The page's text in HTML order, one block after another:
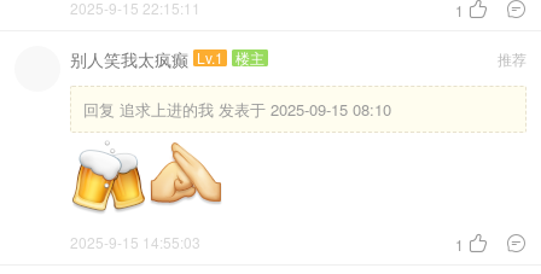
1  
2025-9-15 22:15:11
推荐
别人笑我太疯癫 Lv.1 楼主
回复 追求上进的我 发表于 2025-09-15 08:10
1  
2025-9-15 14:55:03